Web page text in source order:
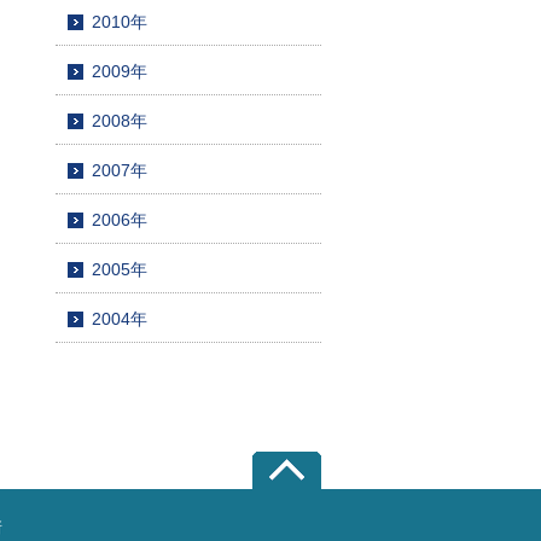
2010年
2009年
2008年
2007年
2006年
2005年
2004年